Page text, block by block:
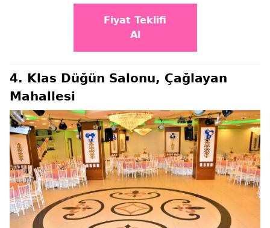
Fiyat Teklifi
Al
4. Klas Düğün Salonu, Çağlayan
Mahallesi